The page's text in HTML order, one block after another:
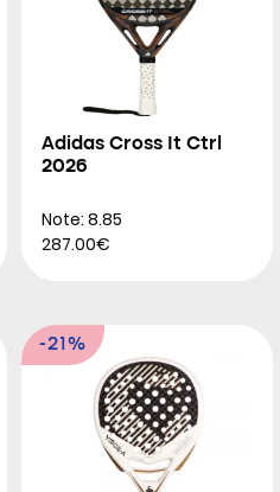
Adidas Cross It Ctrl
2026
Note: 8.85
287.00€
-21%